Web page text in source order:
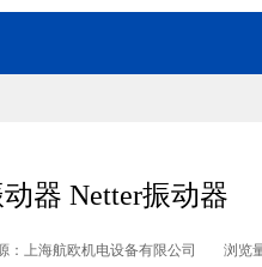
器 Netter振动器
：上海航欧机电设备有限公司 浏览